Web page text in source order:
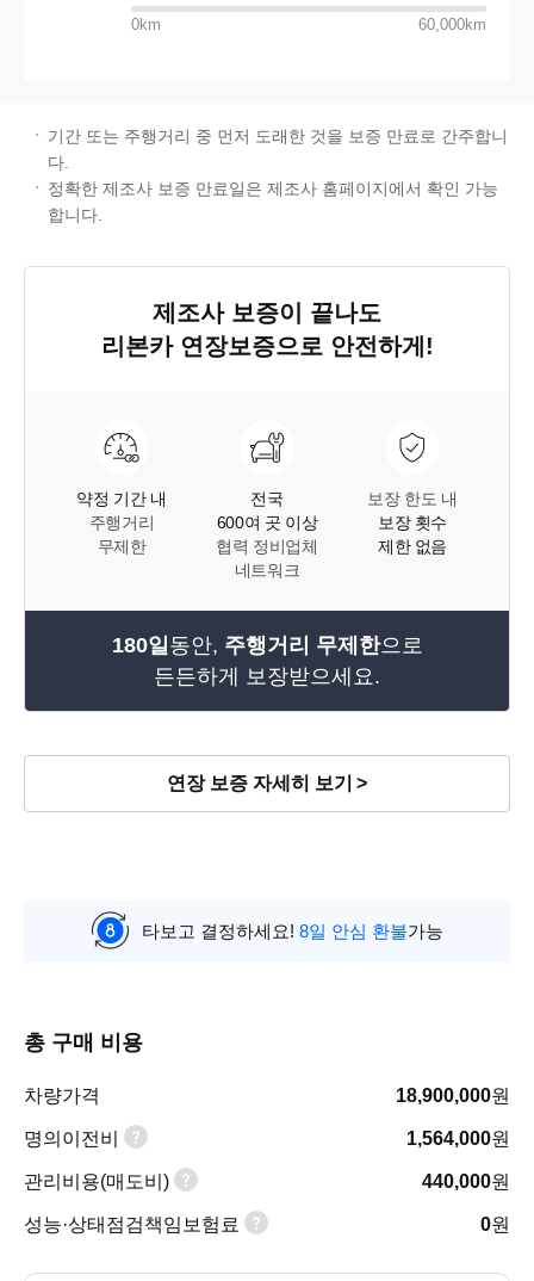
0km 60,000km
기간 또는 주행거리 중 먼저 도래한 것을 보증 만료로 간주합니
다.
정확한 제조사 보증 만료일은 제조사 홈페이지에서 확인 가능
합니다.
제조사 보증이 끝나도
리본카 연장보증으로 안전하게!
약정 기간 내
주행거리
무제한
전국
600여 곳 이상
협력 정비업체
네트워크
보장 한도 내
보장 횟수
제한 없음
180일동안, 주행거리 무제한으로
든든하게 보장받으세요.
연장 보증 자세히 보기
타보고 결정하세요! 8일 안심 환불가능
총 구매 비용
차량가격 18,900,000원
명의이전비 1,564,000원
관리비용(매도비) 440,000원
성능·상태점검책임보험료 0원